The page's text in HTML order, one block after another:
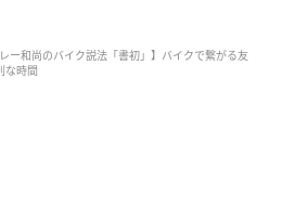
レー和尚のバイク説法「書初」】バイクで繋がる友
な時間